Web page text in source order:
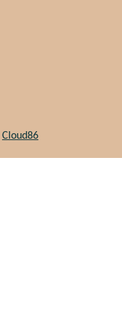
Cloud86